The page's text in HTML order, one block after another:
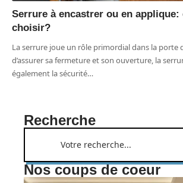
Serrure à encastrer ou en applique:
choisir?
La serrure joue un rôle primordial dans la porte
d’assurer sa fermeture et son ouverture, la
également la sécurité…
Recherche
Nos coups de coeur